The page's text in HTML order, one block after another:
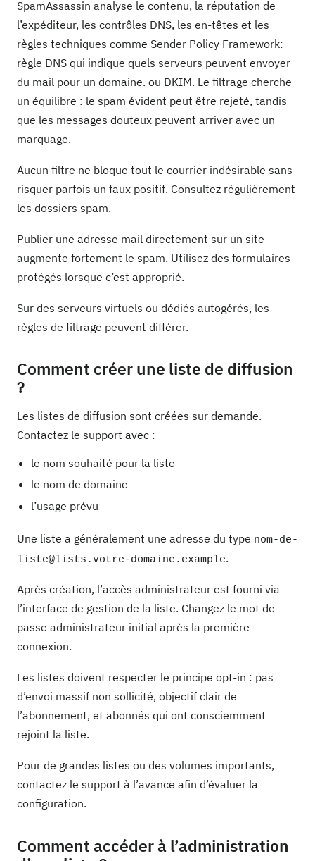
SpamAssassin analyse le contenu, la réputation de
l’expéditeur, les contrôles DNS, les en-têtes et les
règles techniques comme Sender Policy Framework:
règle DNS qui indique quels serveurs peuvent envoyer
du mail pour un domaine. ou DKIM. Le filtrage cherche
un équilibre : le spam évident peut être rejeté, tandis
que les messages douteux peuvent arriver avec un
marquage.
Aucun filtre ne bloque tout le courrier indésirable sans
risquer parfois un faux positif. Consultez régulièrement
les dossiers spam.
Publier une adresse mail directement sur un site
augmente fortement le spam. Utilisez des formulaires
protégés lorsque c’est approprié.
Sur des serveurs virtuels ou dédiés autogérés, les
règles de filtrage peuvent différer.
Comment créer une liste de diffusion
?
Les listes de diffusion sont créées sur demande.
Contactez le support avec :
le nom souhaité pour la liste
le nom de domaine
l’usage prévu
Une liste a généralement une adresse du type nom-de-
liste@lists.votre-domaine.example.
Après création, l’accès administrateur est fourni via
l’interface de gestion de la liste. Changez le mot de
passe administrateur initial après la première
connexion.
Les listes doivent respecter le principe opt-in : pas
d’envoi massif non sollicité, objectif clair de
l’abonnement, et abonnés qui ont consciemment
rejoint la liste.
Pour de grandes listes ou des volumes importants,
contactez le support à l’avance afin d’évaluer la
configuration.
Comment accéder à l’administration